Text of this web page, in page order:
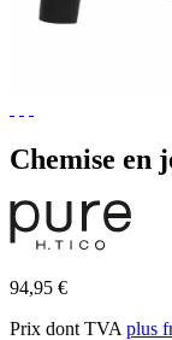
Chemise en
94,95 €
Prix dont TVA plus